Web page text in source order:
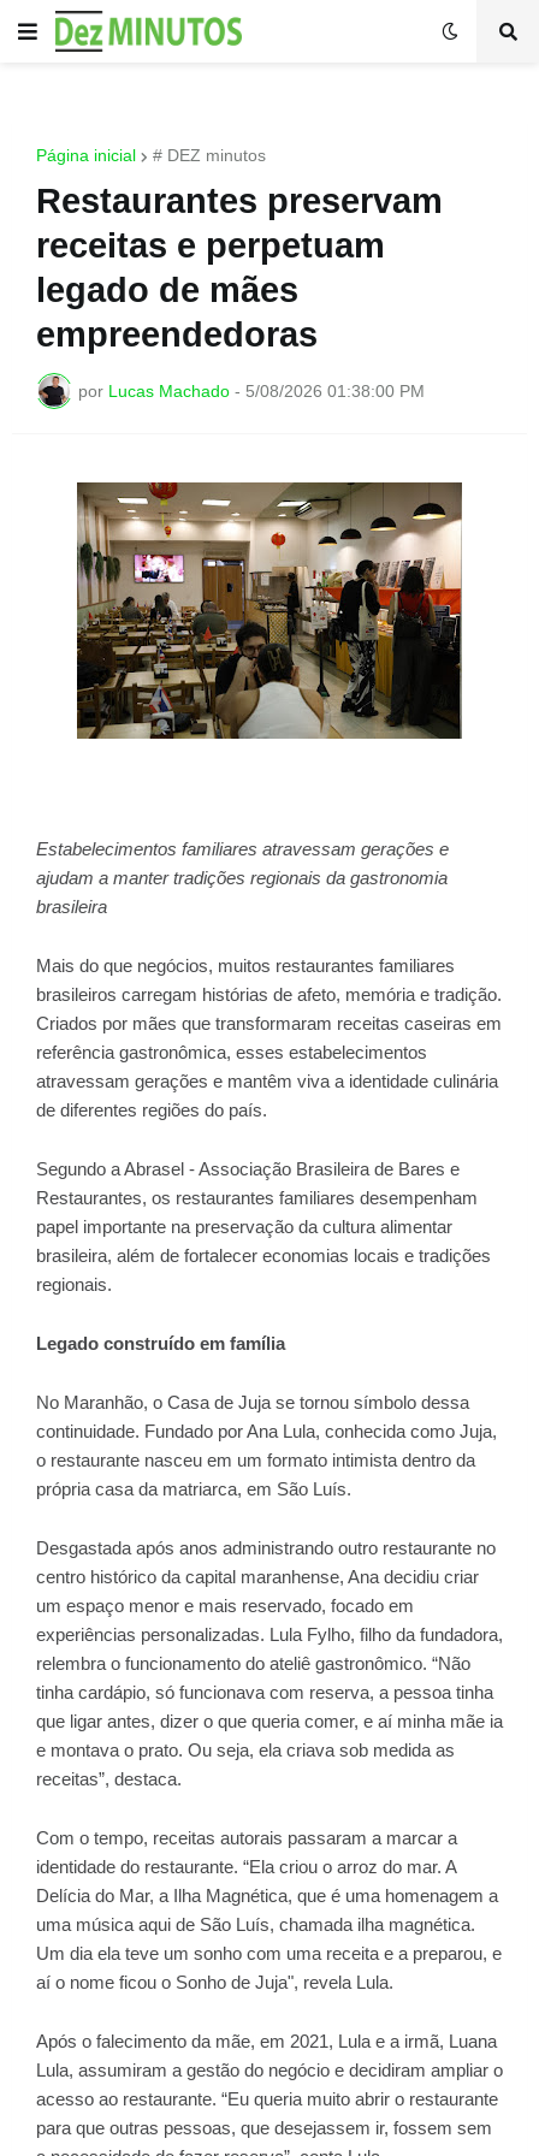
Página inicial # DEZ minutos
Restaurantes preservam
receitas e perpetuam
legado de mães
empreendedoras
por Lucas Machado - 5/08/2026 01:38:00 PM
Estabelecimentos familiares atravessam gerações e
ajudam a manter tradições regionais da gastronomia
brasileira
Mais do que negócios, muitos restaurantes familiares
brasileiros carregam histórias de afeto, memória e tradição.
Criados por mães que transformaram receitas caseiras em
referência gastronômica, esses estabelecimentos
atravessam gerações e mantêm viva a identidade culinária
de diferentes regiões do país.
Segundo a Abrasel - Associação Brasileira de Bares e
Restaurantes, os restaurantes familiares desempenham
papel importante na preservação da cultura alimentar
brasileira, além de fortalecer economias locais e tradições
regionais.
Legado construído em família
No Maranhão, o Casa de Juja se tornou símbolo dessa
continuidade. Fundado por Ana Lula, conhecida como Juja,
o restaurante nasceu em um formato intimista dentro da
própria casa da matriarca, em São Luís.
Desgastada após anos administrando outro restaurante no
centro histórico da capital maranhense, Ana decidiu criar
um espaço menor e mais reservado, focado em
experiências personalizadas. Lula Fylho, filho da fundadora,
relembra o funcionamento do ateliê gastronômico. “Não
tinha cardápio, só funcionava com reserva, a pessoa tinha
que ligar antes, dizer o que queria comer, e aí minha mãe ia
e montava o prato. Ou seja, ela criava sob medida as
receitas”, destaca.
Com o tempo, receitas autorais passaram a marcar a
identidade do restaurante. “Ela criou o arroz do mar. A
Delícia do Mar, a Ilha Magnética, que é uma homenagem a
uma música aqui de São Luís, chamada ilha magnética.
Um dia ela teve um sonho com uma receita e a preparou, e
aí o nome ficou o Sonho de Juja", revela Lula.
Após o falecimento da mãe, em 2021, Lula e a irmã, Luana
Lula, assumiram a gestão do negócio e decidiram ampliar o
acesso ao restaurante. “Eu queria muito abrir o restaurante
para que outras pessoas, que desejassem ir, fossem sem